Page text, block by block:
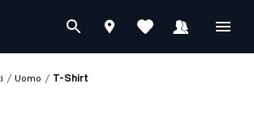
/ Uomo / T-Shirt